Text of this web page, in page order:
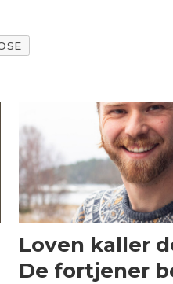
Loven kaller
De fortjener